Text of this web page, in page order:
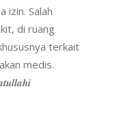
izin. Salah
di ruang
terkait
medis.